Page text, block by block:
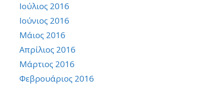
Ιούλιος 2016
Ιούνιος 2016
Μάιος 2016
Απρίλιος 2016
Μάρτιος 2016
Φεβρουάριος 2016